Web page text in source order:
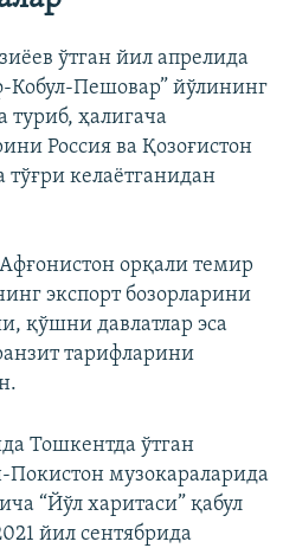
1058p
ўтган йил апрелида
Пешовар” йўлининг
туриб, ҳалигача
Россия ва Қозоғистон
келаётганидан
орқали темир
экспорт бозорларини
қўшни давлатлар эса
тарифларини
Тошкентда ўтган
Покистон музокараларида
“Йўл харитаси” қабул
йил сентябрида